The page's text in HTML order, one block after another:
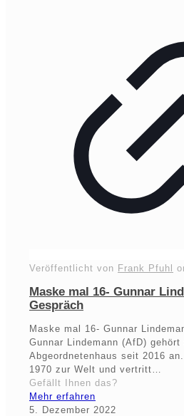
Veröffentlicht von Frank Pfuhl
Maske mal 16- Gunnar
Gespräch
Maske mal 16- Gunnar
Gunnar Lindemann (AfD) gehört
Abgeordnetenhaus seit 2016
1970 zur Welt und vertritt…
Gefällt Ihnen das?
Mehr erfahren
5. Dezember 2022